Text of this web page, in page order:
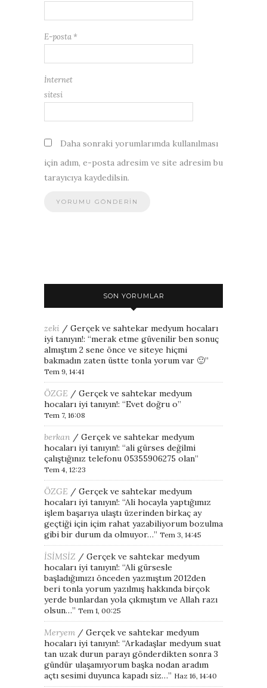
E-posta *
İnternet
sitesi
Daha sonraki yorumlarımda kullanılması
için adım, e-posta adresim ve site adresim bu
tarayıcıya kaydedilsin.
SON YORUMLAR
zeki / Gerçek ve sahtekar medyum hocaları
iyi tanıyın!: “merak etme güvenilir ben sonuç
almıştım 2 sene önce ve siteye hiçmi
bakmadın zaten üstte tonla yorum var 🙂”
Tem 9, 14:41
ÖZGE / Gerçek ve sahtekar medyum
hocaları iyi tanıyın!: “Evet doğru o”
Tem 7, 16:08
berkan / Gerçek ve sahtekar medyum
hocaları iyi tanıyın!: “ali gürses değilmi
çalıştığınız telefonu 05355906275 olan”
Tem 4, 12:23
ÖZGE / Gerçek ve sahtekar medyum
hocaları iyi tanıyın!: “Ali hocayla yaptığımız
işlem başarıya ulaştı üzerinden birkaç ay
geçtiği için içim rahat yazabiliyorum bozulma
gibi bir durum da olmuyor…” Tem 3, 14:45
İSİMSİZ / Gerçek ve sahtekar medyum
hocaları iyi tanıyın!: “Ali gürsesle
başladığımızı önceden yazmıştım 2012den
beri tonla yorum yazılmış hakkında birçok
yerde bunlardan yola çıkmıştım ve Allah razı
olsun…” Tem 1, 00:25
Meryem / Gerçek ve sahtekar medyum
hocaları iyi tanıyın!: “Arkadaşlar medyum suat
tan uzak durun parayı gönderdikten sonra 3
gündür ulaşamıyorum başka nodan aradım
açtı sesimi duyunca kapadı siz…” Haz 16, 14:40